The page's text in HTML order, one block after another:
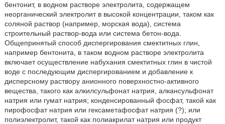
бентонит, в водном растворе электролита, содержащем
неорганический электролит в высокой концентрации, таком как
соляной раствор (например, морская вода), система
строительный раствор-вода или система бетон-вода.
Общепринятый способ диспергирования смектитных глин,
например бентонита, в таком водном растворе электролита
включает осуществление набухания смектитных глин в чистой
воде с последующим диспергированием и добавление к
дисперсному раствору анионного поверхностно-активного
вещества, такого как алкилсульфонат натрия, алкансульфонат
натрия или гумат натрия; конденсированный фосфат, такой как
пирофосфат натрия или гексаметафосфат натрия (?); или
полиэлектролит, такой как полиакрилат натрия или продукт